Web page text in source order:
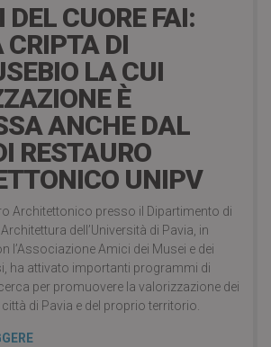
DEL CUORE FAI:
CRIPTA DI
LA CUI
È
ANCHE DAL
RESTAURO
UNIPV
Architettonico presso il Dipartimento di
dell’Università di Pavia, in
l’Associazione Amici dei Musei e dei
ha attivato importanti programmi di
per promuovere la valorizzazione dei
di Pavia e del proprio territorio.